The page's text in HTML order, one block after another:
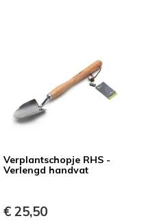
Verplantschopje RHS -
Verlengd handvat
€ 25,50